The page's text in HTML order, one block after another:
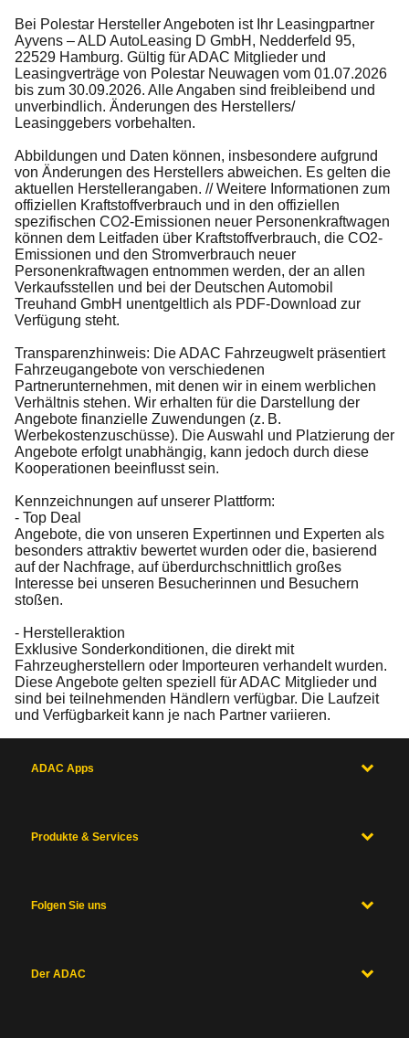
Bei Polestar Hersteller Angeboten ist Ihr Leasingpartner
Ayvens – ALD AutoLeasing D GmbH, Nedderfeld 95,
22529 Hamburg. Gültig für ADAC Mitglieder und
Leasingverträge von Polestar Neuwagen vom 01.07.2026
bis zum 30.09.2026. Alle Angaben sind freibleibend und
unverbindlich. Änderungen des Herstellers/
Leasinggebers vorbehalten.
Abbildungen und Daten können, insbesondere aufgrund
von Änderungen des Herstellers abweichen. Es gelten die
aktuellen Herstellerangaben. // Weitere Informationen zum
offiziellen Kraftstoffverbrauch und in den offiziellen
spezifischen CO2-Emissionen neuer Personenkraftwagen
können dem Leitfaden über Kraftstoffverbrauch, die CO2-
Emissionen und den Stromverbrauch neuer
Personenkraftwagen entnommen werden, der an allen
Verkaufsstellen und bei der Deutschen Automobil
Treuhand GmbH unentgeltlich als PDF-Download zur
Verfügung steht.
Transparenzhinweis: Die ADAC Fahrzeugwelt präsentiert
Fahrzeugangebote von verschiedenen
Partnerunternehmen, mit denen wir in einem werblichen
Verhältnis stehen. Wir erhalten für die Darstellung der
Angebote finanzielle Zuwendungen (z. B.
Werbekostenzuschüsse). Die Auswahl und Platzierung der
Angebote erfolgt unabhängig, kann jedoch durch diese
Kooperationen beeinflusst sein.
Kennzeichnungen auf unserer Plattform:
- Top Deal
Angebote, die von unseren Expertinnen und Experten als
besonders attraktiv bewertet wurden oder die, basierend
auf der Nachfrage, auf überdurchschnittlich großes
Interesse bei unseren Besucherinnen und Besuchern
stoßen.
- Herstelleraktion
Exklusive Sonderkonditionen, die direkt mit
Fahrzeugherstellern oder Importeuren verhandelt wurden.
Diese Angebote gelten speziell für ADAC Mitglieder und
sind bei teilnehmenden Händlern verfügbar. Die Laufzeit
und Verfügbarkeit kann je nach Partner variieren.
ADAC Apps
Produkte & Services
Folgen Sie uns
Der ADAC